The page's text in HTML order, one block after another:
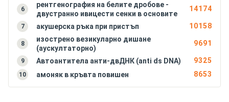
Антракс на кожата (синя пъпка, сибирска язва)
Аортна инсуфициенция
Аортна стеноза
Апластична анемия (костномозъчна хипоплазия)
6
рентгенография на белите дробове -
двустранно ивицести сенки в основите
14174
7 акушерска ръка при пристъп 10158
8
изострено везикуларно дишане
(аускултаторно)
9691
9 Автоантитела анти-двДНК (anti ds DNA) 9325
10 амоняк в кръвта повишен 8653